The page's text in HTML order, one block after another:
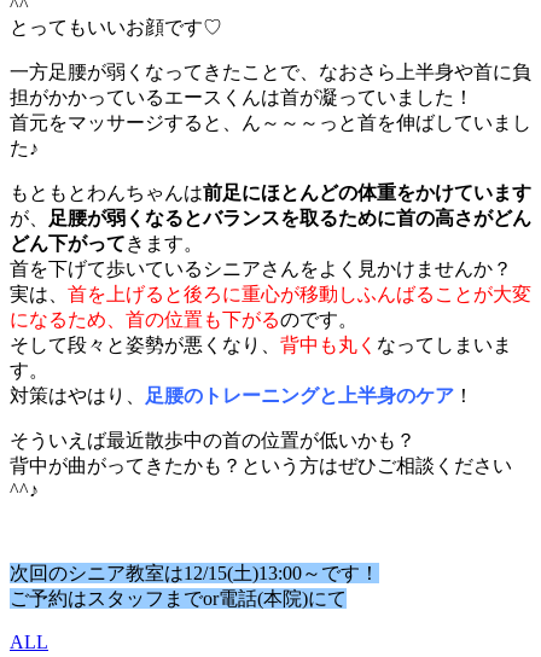
^^
とってもいいお顔です♡
一方足腰が弱くなってきたことで、なおさら上半身や首に負
担がかかっているエースくんは首が凝っていました！
首元をマッサージすると、ん～～～っと首を伸ばしていまし
た♪
もともとわんちゃんは前足にほとんどの体重をかけています
が、
足腰が弱くなるとバランスを取るために首の高さがどん
どん下がってきます。
首を下げて歩いているシニアさんをよく見かけませんか？
実は、 首を上げると後ろに重心が移動しふんばることが大変
になるため、首の位置も下がるのです。
そして段々と姿勢が悪くなり、 背中も丸く なってしまいま
す。
対策はやはり、
足腰のトレーニングと上半身のケア ！
そういえば最近散歩中の首の位置が低いかも？
背中が曲がってきたかも？という方はぜひご相談ください
^^♪
次回のシニア教室は12/15(土)13:00～です！
ご予約はスタッフまでor電話(本院)にて
ALL